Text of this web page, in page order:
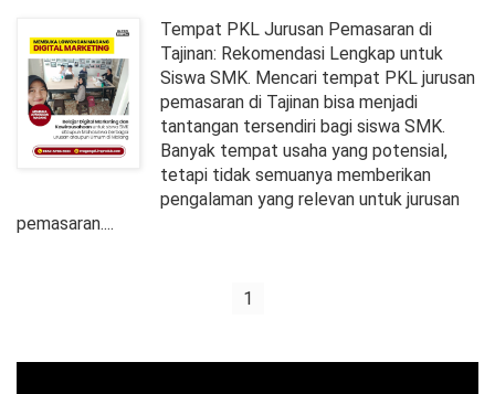
Tempat PKL Jurusan Pemasaran di
Tajinan: Rekomendasi Lengkap untuk
Siswa SMK. Mencari tempat PKL jurusan
pemasaran di Tajinan bisa menjadi
tantangan tersendiri bagi siswa SMK.
Banyak tempat usaha yang potensial,
tetapi tidak semuanya memberikan
pengalaman yang relevan untuk jurusan
pemasaran....
1